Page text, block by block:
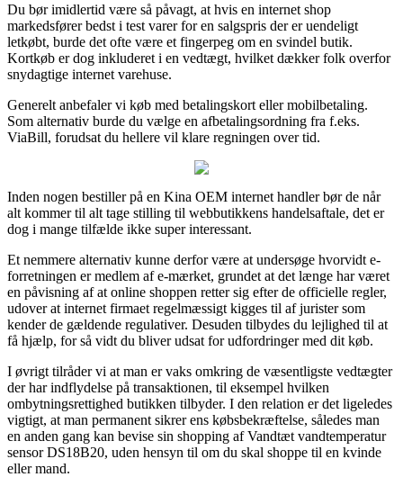
Du bør imidlertid være så påvagt, at hvis en internet shop
markedsfører bedst i test varer for en salgspris der er uendeligt
letkøbt, burde det ofte være et fingerpeg om en svindel butik.
Kortkøb er dog inkluderet i en vedtægt, hvilket dækker folk overfor
snydagtige internet varehuse.
Generelt anbefaler vi køb med betalingskort eller mobilbetaling.
Som alternativ burde du vælge en afbetalingsordning fra f.eks.
ViaBill, forudsat du hellere vil klare regningen over tid.
Inden nogen bestiller på en Kina OEM internet handler bør de når
alt kommer til alt tage stilling til webbutikkens handelsaftale, det er
dog i mange tilfælde ikke super interessant.
Et nemmere alternativ kunne derfor være at undersøge hvorvidt e-
forretningen er medlem af e-mærket, grundet at det længe har været
en påvisning af at online shoppen retter sig efter de officielle regler,
udover at internet firmaet regelmæssigt kigges til af jurister som
kender de gældende regulativer. Desuden tilbydes du lejlighed til at
få hjælp, for så vidt du bliver udsat for udfordringer med dit køb.
I øvrigt tilråder vi at man er vaks omkring de væsentligste vedtægter
der har indflydelse på transaktionen, til eksempel hvilken
ombytningsrettighed butikken tilbyder. I den relation er det ligeledes
vigtigt, at man permanent sikrer ens købsbekræftelse, således man
en anden gang kan bevise sin shopping af Vandtæt vandtemperatur
sensor DS18B20, uden hensyn til om du skal shoppe til en kvinde
eller mand.